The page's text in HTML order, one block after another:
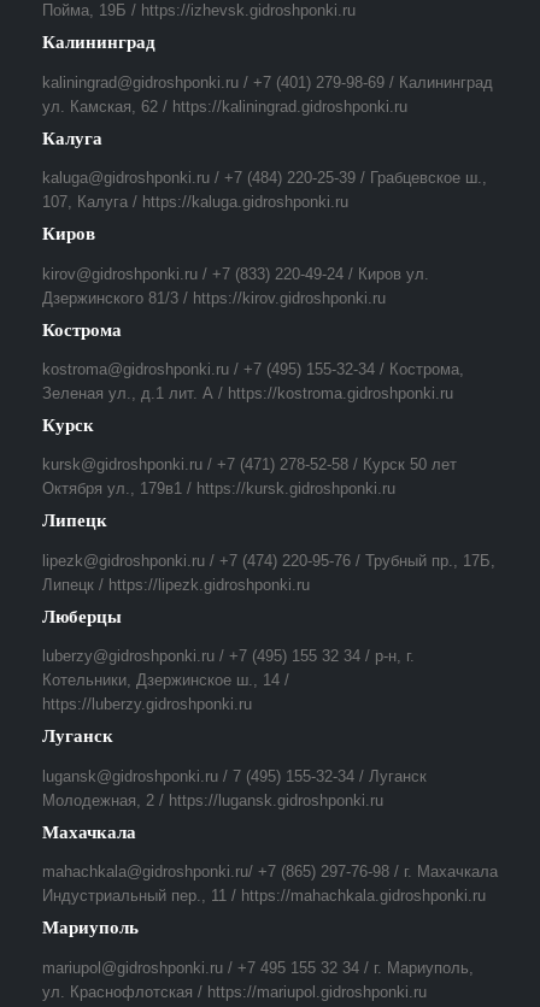
Пойма, 19Б / https://izhevsk.gidroshponki.ru
Калининград
kaliningrad@gidroshponki.ru / +7 (401) 279-98-69 / Калининград
ул. Камская, 62 / https://kaliningrad.gidroshponki.ru
Калуга
kaluga@gidroshponki.ru / +7 (484) 220-25-39 / Грабцевское ш.,
107, Калуга / https://kaluga.gidroshponki.ru
Киров
kirov@gidroshponki.ru / +7 (833) 220-49-24 / Киров ул.
Дзержинского 81/3 / https://kirov.gidroshponki.ru
Кострома
kostroma@gidroshponki.ru / +7 (495) 155-32-34 / Кострома,
Зеленая ул., д.1 лит. А / https://kostroma.gidroshponki.ru
Курск
kursk@gidroshponki.ru / +7 (471) 278-52-58 / Курск 50 лет
Октября ул., 179в1 / https://kursk.gidroshponki.ru
Липецк
lipezk@gidroshponki.ru / +7 (474) 220-95-76 / Трубный пр., 17Б,
Липецк / https://lipezk.gidroshponki.ru
Люберцы
luberzy@gidroshponki.ru / +7 (495) 155 32 34 / р-н, г.
Котельники, Дзержинское ш., 14 /
https://luberzy.gidroshponki.ru
Луганск
lugansk@gidroshponki.ru / 7 (495) 155-32-34 / Луганск
Молодежная, 2 / https://lugansk.gidroshponki.ru
Махачкала
mahachkala@gidroshponki.ru/ +7 (865) 297-76-98 / г. Махачкала
Индустриальный пер., 11 / https://mahachkala.gidroshponki.ru
Мариуполь
mariupol@gidroshponki.ru / +7 495 155 32 34 / г. Мариуполь,
ул. Краснофлотская / https://mariupol.gidroshponki.ru